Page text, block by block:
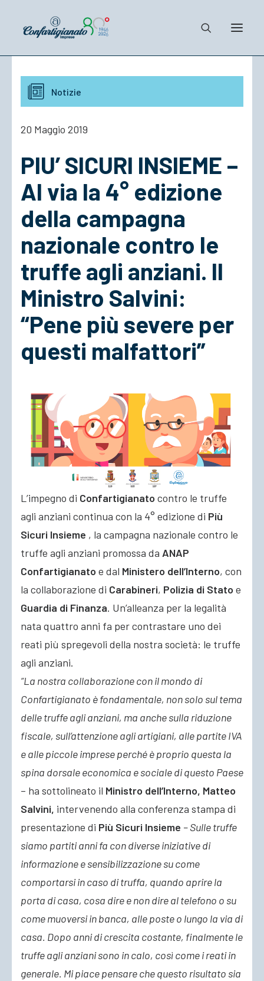
Notizie e Documenti
Confartigianato
Cosa Facciamo
ACCEDI
Notizie
20 Maggio 2019
PIU’ SICURI INSIEME –
Al via la 4° edizione
della campagna
nazionale contro le
truffe agli anziani. Il
Ministro Salvini:
“Pene più severe per
questi malfattori”
L’impegno di Confartigianato contro le truffe
agli anziani continua con la 4° edizione di Più
Sicuri Insieme , la campagna nazionale contro le
truffe agli anziani promossa da ANAP
Confartigianato e dal Ministero dell’Interno, con
la collaborazione di Carabineri, Polizia di Stato e
Guardia di Finanza. Un’alleanza per la legalità
nata quattro anni fa per contrastare uno dei
reati più spregevoli della nostra società: le truffe
agli anziani.
“La nostra collaborazione con il mondo di
Confartigianato è fondamentale, non solo sul tema
delle truffe agli anziani, ma anche sulla riduzione
fiscale, sull’attenzione agli artigiani, alle partite IVA
e alle piccole imprese perché è proprio questa la
spina dorsale economica e sociale di questo Paese
– ha sottolineato il Ministro dell’Interno, Matteo
Salvini, intervenendo alla conferenza stampa di
presentazione di Più Sicuri Insieme – Sulle truffe
siamo partiti anni fa con diverse iniziative di
informazione e sensibilizzazione su come
comportarsi in caso di truffa, quando aprire la
porta di casa, cosa dire e non dire al telefono o su
come muoversi in banca, alle poste o lungo la via di
casa. Dopo anni di crescita costante, finalmente le
truffe agli anziani sono in calo, così come i reati in
generale. Mi piace pensare che questo risultato sia